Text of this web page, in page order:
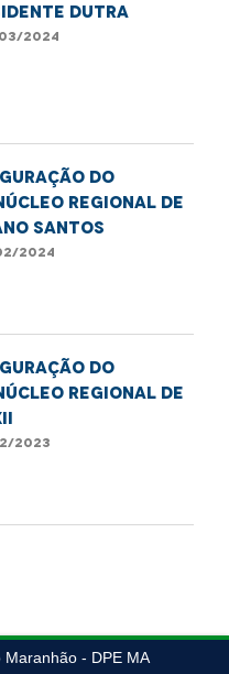
Dutra
2024
do
Regional de
Santos
2024
do
Regional de
2023
- DPE MA